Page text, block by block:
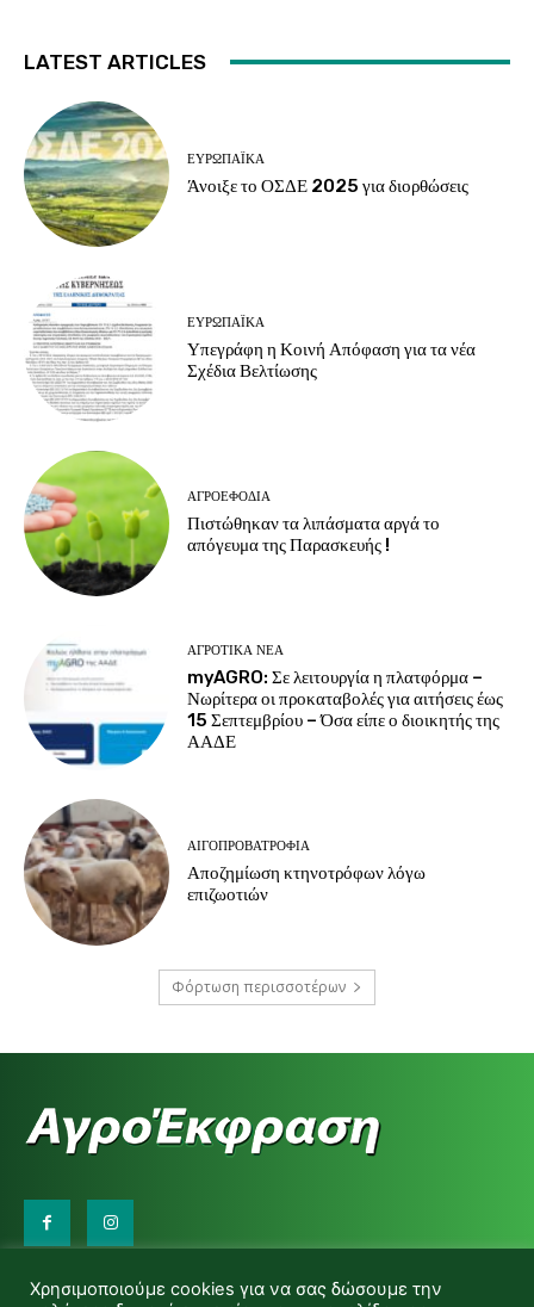
LATEST ARTICLES
ΕΥΡΩΠΑΪΚΆ
Άνοιξε το ΟΣΔΕ 2025 για διορθώσεις
ΕΥΡΩΠΑΪΚΆ
Υπεγράφη η Κοινή Απόφαση για τα νέα
Σχέδια Βελτίωσης
ΑΓΡΟΕΦΌΔΙΑ
Πιστώθηκαν τα λιπάσματα αργά το
απόγευμα της Παρασκευής !
ΑΓΡΟΤΙΚΆ ΝΈΑ
myAGRO: Σε λειτουργία η πλατφόρμα –
Νωρίτερα οι προκαταβολές για αιτήσεις έως
15 Σεπτεμβρίου – Όσα είπε ο διοικητής της
ΑΑΔΕ
ΑΙΓΟΠΡΟΒΑΤΡΟΦΊΑ
Αποζημίωση κτηνοτρόφων λόγω
επιζωοτιών
Φόρτωση περισσοτέρων
d.makas@yahoo.gr
Χρησιμοποιούμε cookies για να σας δώσουμε την